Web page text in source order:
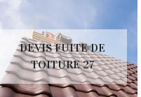
DEVIS FUITE DE
TOITURE 27